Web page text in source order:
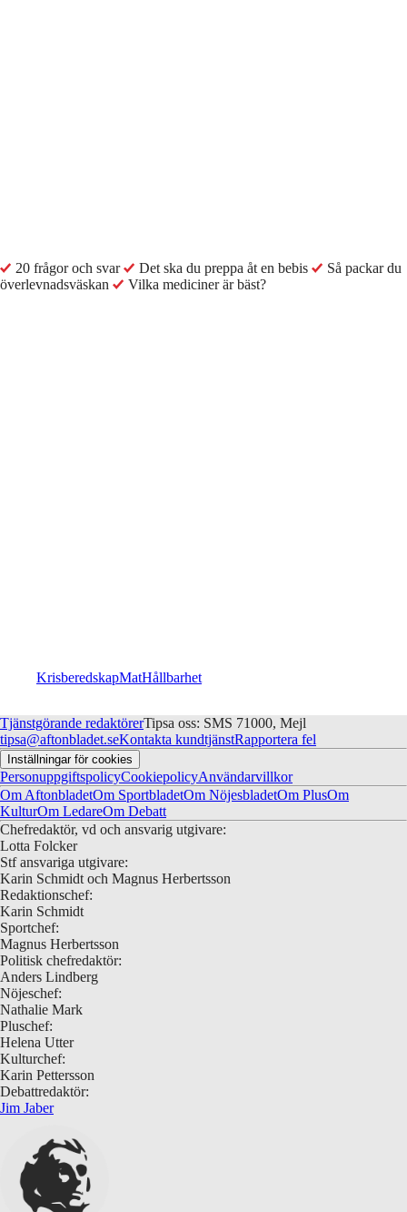
20 frågor och svar Det ska du preppa åt en bebis
Så packar du
överlevnadsväskan
Vilka mediciner är bäst?
KrisberedskapMatHållbarhet
Tjänstgörande redaktörerTipsa oss: SMS 71000, Mejl
tipsa@aftonbladet.seKontakta kundtjänstRapportera fel
Inställningar för cookies
PersonuppgiftspolicyCookiepolicyAnvändarvillkor
Om AftonbladetOm SportbladetOm NöjesbladetOm PlusOm
KulturOm LedareOm Debatt
Chefredaktör, vd och ansvarig utgivare:
Lotta Folcker
Stf ansvariga utgivare:
Karin Schmidt och Magnus Herbertsson
Redaktionschef:
Karin Schmidt
Sportchef:
Magnus Herbertsson
Politisk chefredaktör:
Anders Lindberg
Nöjeschef:
Nathalie Mark
Pluschef:
Helena Utter
Kulturchef:
Karin Pettersson
Debattredaktör:
Jim Jaber